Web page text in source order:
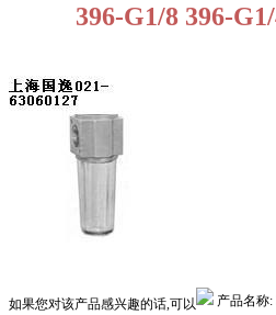
396-G1/8 396-
如果您对该产品感兴趣的话,可以
产品名称: